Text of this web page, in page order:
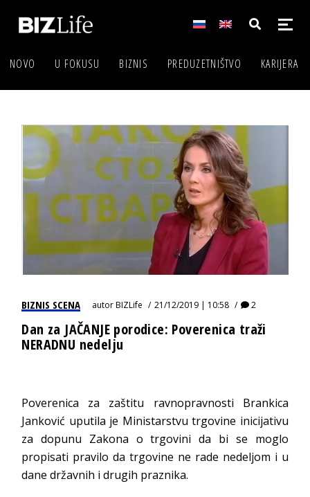
NOVO U FOKUSU BIZNIS PREDUZETNIŠTVO KARIJERA
BIZNIS SCENA autorBIZLife 21/12/2019 | 10:58 2
Dan za JAČANJE porodice: Poverenica traži
NERADNU nedelju
Poverenica za zaštitu ravnopravnosti Brankica
Janković uputila je Ministarstvu trgovine inicijativu
za dopunu Zakona o trgovini da bi se moglo
propisati pravilo da trgovine ne rade nedeljom i u
dane državnih i drugih praznika.